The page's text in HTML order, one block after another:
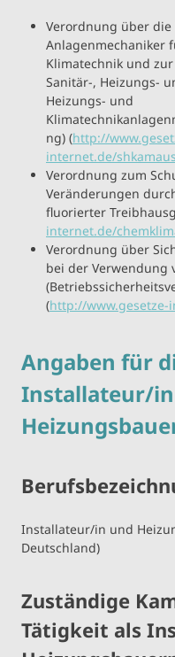
Verordnung über
Anlagenmechaniker
Klimatechnik und
Sanitär-, Heizungs-
Heizungs- und
ng) (http://
internet.de/
Verordnung zum
Veränderungen
fluorierter
internet.de/
Verordnung über
bei der Verwendung
(http://www.gesetze-
Angaben für
Installateur/
Installateur/in und
Deutschland)
Zuständige
Tätigkeit als